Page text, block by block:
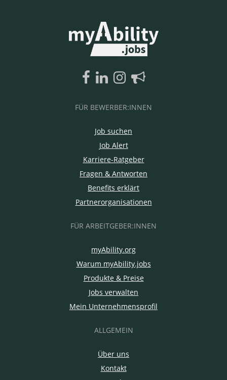
FÜR BEWERBER:INNEN
Job suchen
Job Alert
Karriere-Ratgeber
Fragen & Antworten
Benefits erklärt
Partnerorganisationen
FÜR ARBEITGEBER:INNEN
myAbility.org
Warum myAbility.jobs
Produkte & Preise
Jobs verwalten
Mein Unternehmensprofil
ALLGEMEIN
Über uns
Kontakt